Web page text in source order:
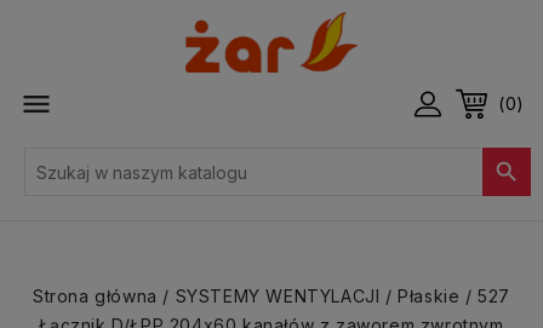
 (0)

Strona główna SYSTEMY WENTYLACJI Płaskie
527